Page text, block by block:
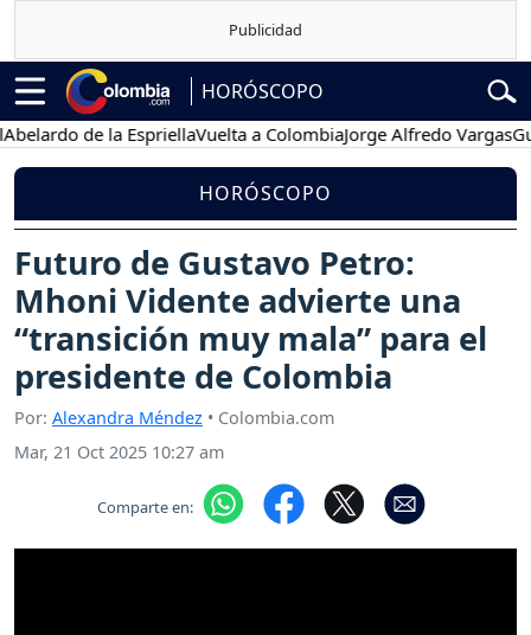
HORÓSCOPO
de la EspriellaVuelta a ColombiaJorge Alfredo Vargas
HORÓSCOPO
Futuro de Gustavo Petro:
Mhoni Vidente advierte una
“transición muy mala” para el
presidente de Colombia
Por: Alexandra Méndez • Colombia.com
Mar, 21 Oct 2025 10:27 am
Comparte en: